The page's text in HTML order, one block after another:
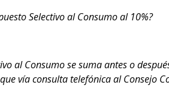
Selectivo al Consumo al 10%?
al Consumo se suma antes o
vía consulta telefónica al Consejo